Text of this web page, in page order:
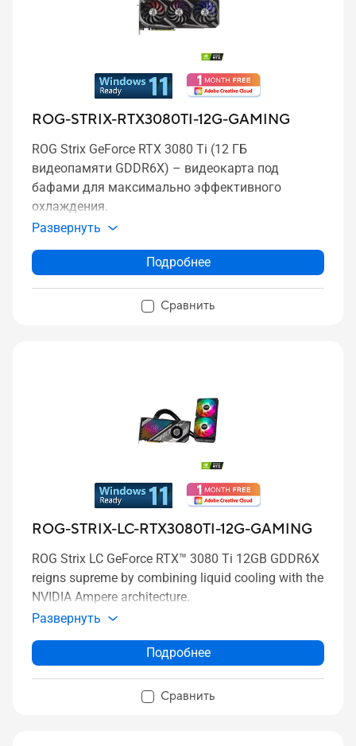
ROG-STRIX-RTX3080TI-12G-GAMING
ROG Strix GeForce RTX 3080 Ti (12 ГБ
видеопамяти GDDR6X) – видеокарта под
бафами для максимально эффективного
охлаждения.
Развернуть
Подробнее
Сравнить
ROG-STRIX-LC-RTX3080TI-12G-GAMING
ROG Strix LC GeForce RTX™ 3080 Ti 12GB GDDR6X
reigns supreme by combining liquid cooling with the
NVIDIA Ampere architecture.
Развернуть
Подробнее
Сравнить